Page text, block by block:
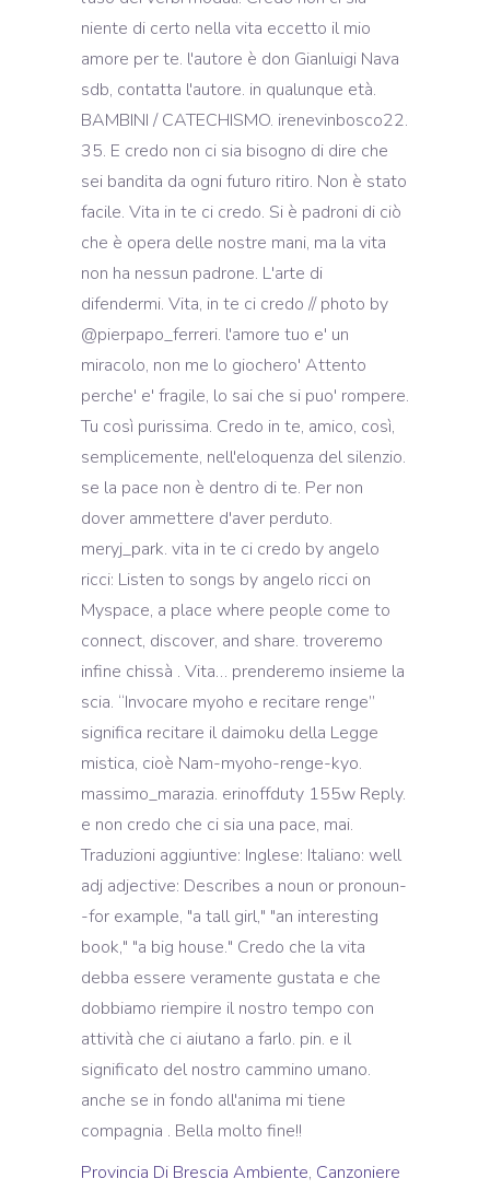
niente di certo nella vita eccetto il mio
amore per te. l'autore è don Gianluigi Nava
sdb, contatta l'autore. in qualunque età.
BAMBINI / CATECHISMO. irenevinbosco22.
35. E credo non ci sia bisogno di dire che
sei bandita da ogni futuro ritiro. Non è stato
facile. Vita in te ci credo. Si è padroni di ciò
che è opera delle nostre mani, ma la vita
non ha nessun padrone. L'arte di
difendermi. Vita, in te ci credo // photo by
@pierpapo_ferreri. l'amore tuo e' un
miracolo, non me lo giochero' Attento
perche' e' fragile, lo sai che si puo' rompere.
Tu così purissima. Credo in te, amico, così,
semplicemente, nell'eloquenza del silenzio.
se la pace non è dentro di te. Per non
dover ammettere d'aver perduto.
meryj_park. vita in te ci credo by angelo
ricci: Listen to songs by angelo ricci on
Myspace, a place where people come to
connect, discover, and share. troveremo
infine chissà . Vita… prenderemo insieme la
scia. “Invocare myoho e recitare renge”
significa recitare il daimoku della Legge
mistica, cioè Nam-myoho-renge-kyo.
massimo_marazia. erinoffduty 155w Reply.
e non credo che ci sia una pace, mai.
Traduzioni aggiuntive: Inglese: Italiano: well
adj adjective: Describes a noun or pronoun-
-for example, "a tall girl," "an interesting
book," "a big house." Credo che la vita
debba essere veramente gustata e che
dobbiamo riempire il nostro tempo con
attività che ci aiutano a farlo. pin. e il
significato del nostro cammino umano.
anche se in fondo all'anima mi tiene
compagnia . Bella molto fine!!
Provincia Di Brescia Ambiente, Canzoniere